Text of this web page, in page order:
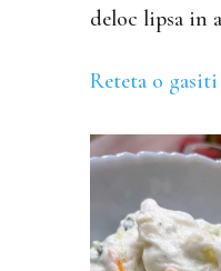
deloc lipsa in
Reteta o